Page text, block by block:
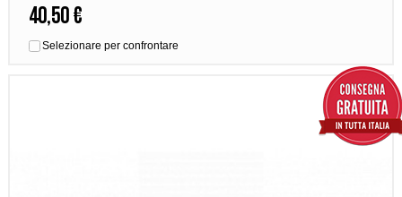
40,50 €
Selezionare per confrontare